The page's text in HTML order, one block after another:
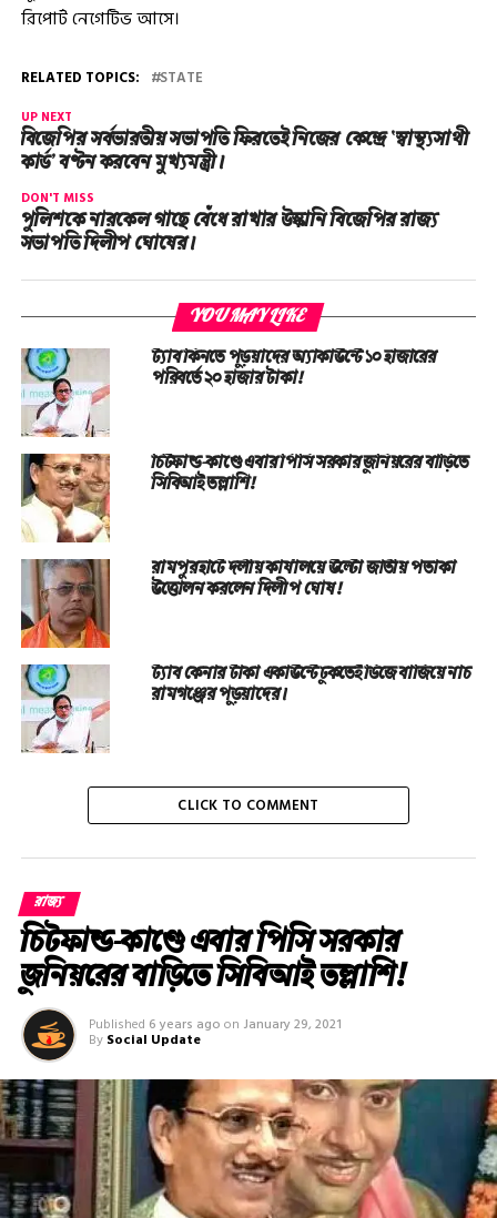
রিপোর্ট নেগেটিভ আসে।
RELATED TOPICS: STATE
UP NEXT
বিজেপির সর্বভারতীয় সভাপতি ফিরতেই নিজের কেন্দ্রে ‘স্বাস্থ্যসাথী
কার্ড’ বণ্টন করবেন মুখ্যমন্ত্রী।
DON'T MISS
পুলিশকে নারকেল গাছে বেঁধে রাখার উস্কানি বিজেপির রাজ্য
সভাপতি দিলীপ ঘোষের।
YOU MAY LIKE
ট্যাব কিনতে পড়ুয়াদের অ্যাকাউন্টে ১০ হাজারের
পরিবর্তে ২০ হাজার টাকা!
চিটফান্ড-কাণ্ডে এবার পিসি সরকার জুনিয়রের বাড়িতে
সিবিআই তল্লাশি!
রামপুরহাটে দলীয় কার্যালয়ে উল্টো জাতীয় পতাকা
উত্তোলন করলেন দিলীপ ঘোষ!
ট্যাব কেনার টাকা একাউন্টে ঢুকতেই ডিজে বাজিয়ে নাচ
রামগঞ্জের পড়ুয়াদের।
CLICK TO COMMENT
রাজ্য
চিটফান্ড-কাণ্ডে এবার পিসি সরকার
জুনিয়রের বাড়িতে সিবিআই তল্লাশি!
Published 6 years ago on January 29, 2021
By Social Update